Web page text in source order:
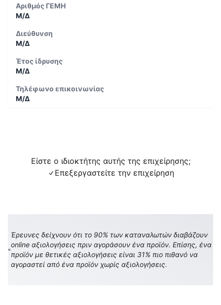
Αριθμός ΓΕΜΗ
Μ/Δ
Διεύθυνση
Μ/Δ
Έτος ίδρυσης
Μ/Δ
Τηλέφωνο επικοινωνίας
Μ/Δ
Είστε ο ιδιοκτήτης αυτής της επιχείρησης;
Επεξεργαστείτε την επιχείρηση
Έρευνες δείχνουν ότι το 90% των καταναλωτών διαβάζουν
online αξιολογήσεις πριν αγοράσουν ένα προϊόν. Επίσης, ένα
προϊόν με θετικές αξιολογήσεις είναι 31% πιο πιθανό να
αγοραστεί από ένα προϊόν χωρίς αξιολογήσεις.